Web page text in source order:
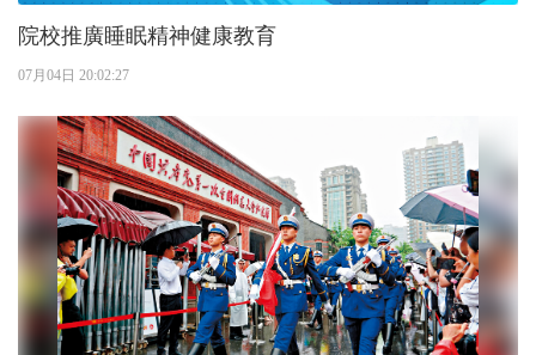
院校推廣睡眠精神健康教育
07月04日 20:02:27